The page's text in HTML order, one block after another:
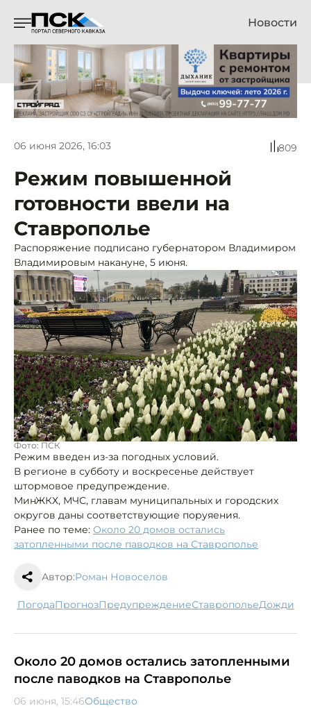
Новости
06 июня 2026, 16:03 809
Режим повышенной
готовности ввели на
Ставрополье
Распоряжение подписано губернатором Владимиром
Владимировым накануне, 5 июня.
Фото: ПСК
Режим введен из-за погодных условий.
В регионе в субботу и воскресенье действует
штормовое предупреждение.
МинЖКХ, МЧС, главам муниципальных и городских
округов даны соответствующие поруяения.
Ранее по теме: Около 20 домов остались
затопленными после паводков на Ставрополье
Автор:Роман Новоселов
погода прогноз предупреждение Ставрополье дожди
Около 20 домов остались затопленными
после паводков на Ставрополье
06 июня, 15:46Общество